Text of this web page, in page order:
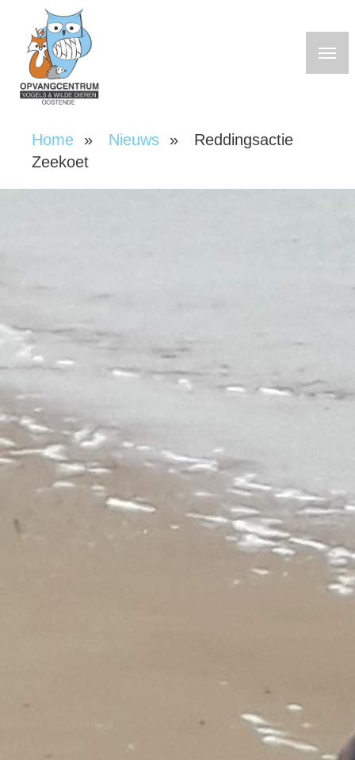
Overslaan
naar
inhoud
Kruimelpad
Home Nieuws
Reddingsactie
Zeekoet